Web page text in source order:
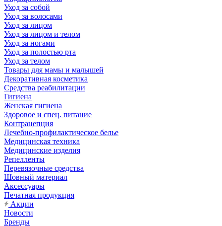
Уход за собой
Уход за волосами
Уход за лицом
Уход за лицом и телом
Уход за ногами
Уход за полостью рта
Уход за телом
Товары для мамы и малышей
Декоративная косметика
Средства реабилитации
Гигиена
Женская гигиена
Здоровое и спец. питание
Контрацепция
Лечебно-профилактическое белье
Медицинская техника
Медицинские изделия
Репелленты
Перевязочные средства
Шовный материал
Аксессуары
Печатная продукция
Акции
Новости
Бренды